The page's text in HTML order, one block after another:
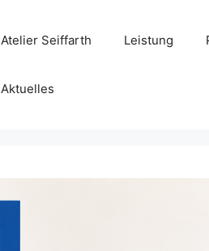
Atelier Seiffarth Leistung
Aktuelles